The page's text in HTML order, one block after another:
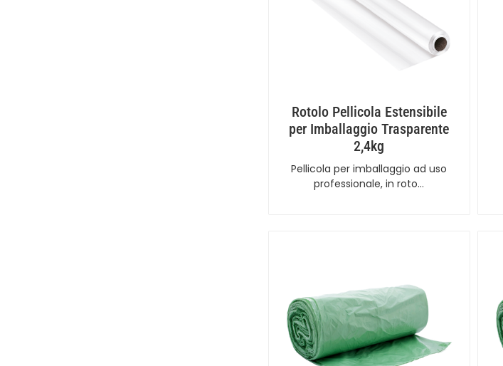
Rotolo Pellicola Estensibile
per Imballaggio Trasparente
2,4kg
Pellicola per imballaggio ad uso
professionale, in roto…